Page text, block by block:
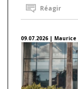
Réagir
09.07.2026 | Maurice